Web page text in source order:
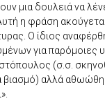
μια δουλειά να
η φράση
Ο ίδιος
για παρόμοιες
(σ.σ.
βιασμό) αλλά